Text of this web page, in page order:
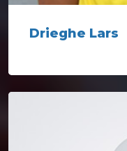
Drieghe Lars